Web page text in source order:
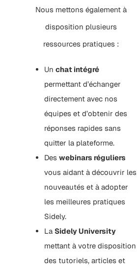
Nous mettons également à
disposition plusieurs
ressources pratiques :
Un chat intégré
permettant d’échanger
directement avec nos
équipes et d’obtenir des
réponses rapides sans
quitter la plateforme.
Des webinars réguliers
vous aidant à découvrir les
nouveautés et à adopter
les meilleures pratiques
Sidely.
La Sidely University
mettant à votre disposition
des tutoriels, articles et